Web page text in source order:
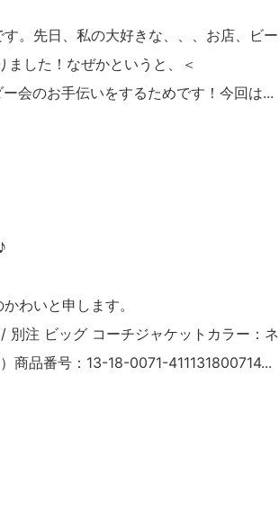
。先日、私の大好きな、、、お店、ビー
した！なぜかというと、＜
会のお手伝いをするためです！今回は...
わいと申します。
別注 ビッグ コーチジャケットカラー：ネ
商品番号：13-18-0071-411131800714...